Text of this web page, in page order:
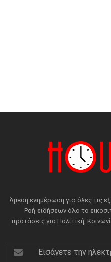
Άμεση ενημέρωση για όλες τις
Ροή ειδήσεων όλο το
προτάσεις για Πολιτική,
την